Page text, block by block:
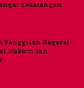
Kedatangan
Panggilan Negara!
Hukum dan